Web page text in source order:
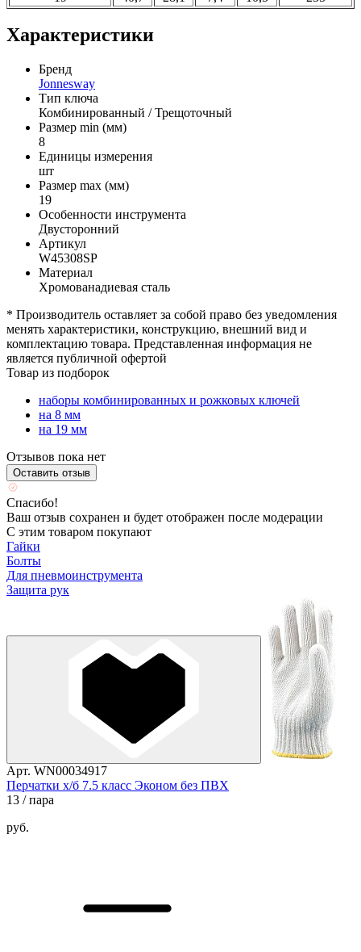
Характеристики
Бренд
Jonnesway
Тип ключа
Комбинированный / Трещоточный
Размер min (мм)
8
Единицы измерения
шт
Размер max (мм)
19
Особенности инструмента
Двусторонний
Артикул
W45308SP
Материал
Хромованадиевая сталь
* Производитель оставляет за собой право без уведомления
менять характеристики, конструкцию, внешний вид и
комплектацию товара. Представленная информация не
является публичной офертой
Товар из подборок
наборы комбинированных и рожковых ключей
на 8 мм
на 19 мм
Отзывов пока нет
Оставить отзыв
Спасибо!
Ваш отзыв сохранен и будет отображен после модерации
С этим товаром покупают
Гайки
Болты
Для пневмоинструмента
Защита рук
Арт. WN00034917
Перчатки х/б 7.5 класс Эконом без ПВХ
13 / пара
руб.